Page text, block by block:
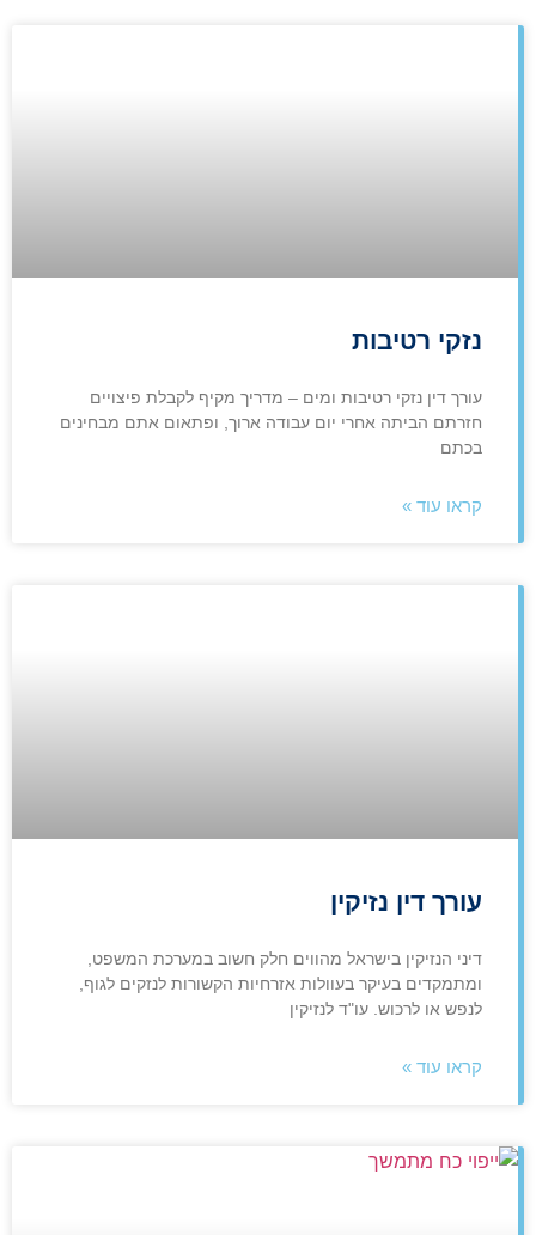
נזקי רטיבות
עורך דין נזקי רטיבות ומים – מדריך מקיף לקבלת פיצויים
חזרתם הביתה אחרי יום עבודה ארוך, ופתאום אתם מבחינים
בכתם
קראו עוד »
עורך דין נזיקין
דיני הנזיקין בישראל מהווים חלק חשוב במערכת המשפט,
ומתמקדים בעיקר בעוולות אזרחיות הקשורות לנזקים לגוף,
לנפש או לרכוש. עו"ד לנזיקין
קראו עוד »